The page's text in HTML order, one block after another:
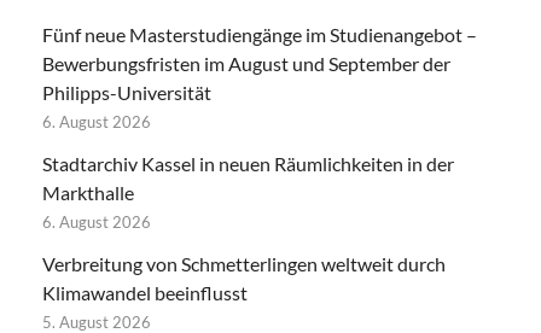
Fünf neue Masterstudiengänge im Studienangebot –
Bewerbungsfristen im August und September der
Philipps-Universität
6. August 2026
Stadtarchiv Kassel in neuen Räumlichkeiten in der
Markthalle
6. August 2026
Verbreitung von Schmetterlingen weltweit durch
Klimawandel beeinflusst
5. August 2026